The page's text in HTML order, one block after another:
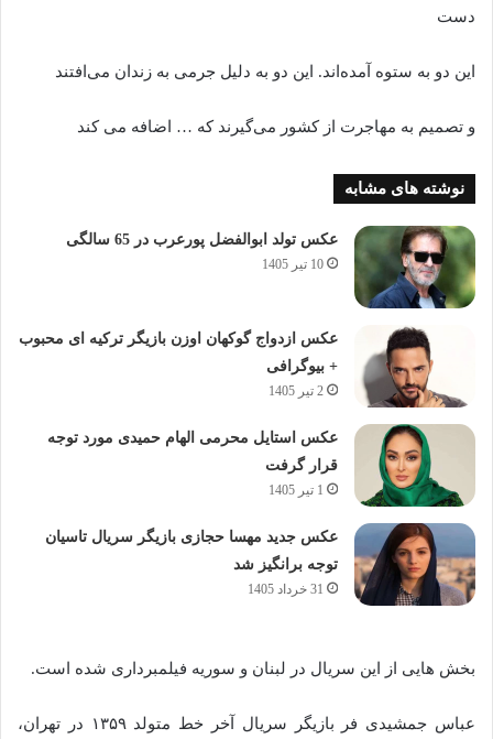
دست
این دو به ستوه آمده‌اند. این دو به دلیل جرمی به زندان می‌افتند
و تصمیم به مهاجرت از کشور می‌گیرند که … اضافه می کند
نوشته های مشابه
عکس تولد ابوالفضل پورعرب در 65 سالگی
10 تیر 1405
عکس ازدواج گوکهان اوزن بازیگر ترکیه ای محبوب
+ بیوگرافی
2 تیر 1405
عکس استایل محرمی الهام حمیدی مورد توجه
قرار گرفت
1 تیر 1405
عکس جدید مهسا حجازی بازیگر سریال تاسیان
توجه برانگیز شد
31 خرداد 1405
بخش هایی از این سریال در لبنان و سوریه فیلمبرداری شده است.
عباس جمشیدی فر بازیگر سریال آخر خط متولد ۱۳۵۹ در تهران،